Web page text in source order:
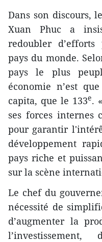
Dans son discours,
Xuan Phuc a
redoubler
pays du monde.
pays le plus
économie n’est
capita, ​que le 133e.
ses forces internes
pour garantir
développement
pays riche et
sur la scène
Le chef du
nécessité de
d’augmenter la